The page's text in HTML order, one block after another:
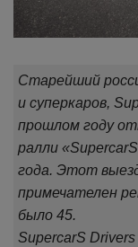
Старейший
и суперкаров,
прошлом году
ралли
года. Этот
примечателен
было 45.
SupercarS